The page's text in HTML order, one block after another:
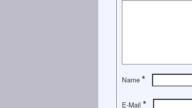
Name *
E-Mail *